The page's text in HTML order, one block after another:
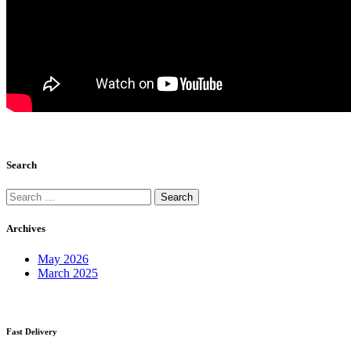
Search
Search
for:
Archives
May 2026
March 2025
Fast Delivery